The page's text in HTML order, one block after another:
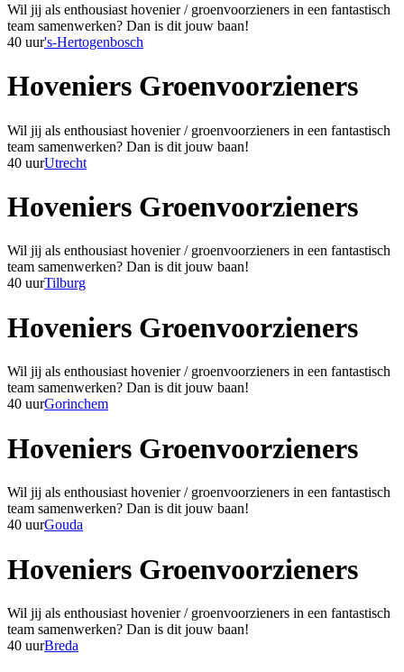
Wil jij als enthousiast hovenier / groenvoorzieners in een fantastisch
team samenwerken? Dan is dit jouw baan!
40 uur's-Hertogenbosch
Hoveniers Groenvoorzieners
Wil jij als enthousiast hovenier / groenvoorzieners in een fantastisch
team samenwerken? Dan is dit jouw baan!
40 uurUtrecht
Hoveniers Groenvoorzieners
Wil jij als enthousiast hovenier / groenvoorzieners in een fantastisch
team samenwerken? Dan is dit jouw baan!
40 uurTilburg
Hoveniers Groenvoorzieners
Wil jij als enthousiast hovenier / groenvoorzieners in een fantastisch
team samenwerken? Dan is dit jouw baan!
40 uurGorinchem
Hoveniers Groenvoorzieners
Wil jij als enthousiast hovenier / groenvoorzieners in een fantastisch
team samenwerken? Dan is dit jouw baan!
40 uurGouda
Hoveniers Groenvoorzieners
Wil jij als enthousiast hovenier / groenvoorzieners in een fantastisch
team samenwerken? Dan is dit jouw baan!
40 uurBreda